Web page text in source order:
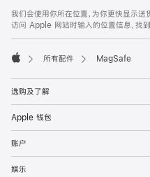
页
页
脚
注
我们会使用你所在位置，为你更快显示送
访问 Apple 网站时输入的位置信息，找到
所有配件 MagSafe
选购及了解
Apple 钱包
账户
娱乐